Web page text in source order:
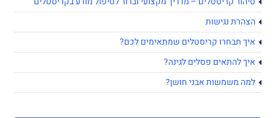
הצהרת נגישות
איך תבחרו קריסטלים שמתאימים לכם?
איך להתאים פסלים לגינה?
למה משמשות אבני חושן?